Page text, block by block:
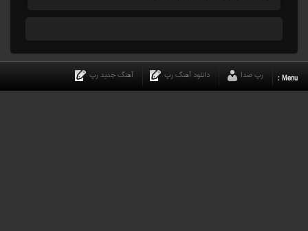
Menu : رپ صدا دانلود آهنگ رپ آهنگ جدید رپ